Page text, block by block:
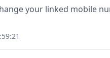
your linked mobile